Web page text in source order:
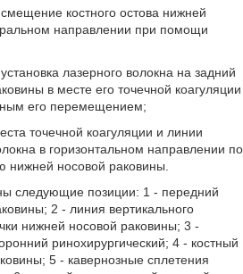
костного остова нижней
направлении при помощи
лазерного волокна на задний
в месте его точечной коагуляции
его перемещением;
точечной коагуляции и линии
в горизонтальном направлении по
нижней носовой раковины.
следующие позиции: 1 - передний
2 - линия вертикального
нижней носовой раковины; 3 -
ринохирургический; 4 - костный
5 - кавернозные сплетения